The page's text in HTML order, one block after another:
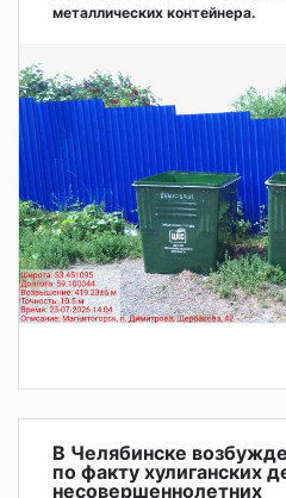
металлических контейнера.
В Челябинске
по факту хулиганских
несовершеннолетних